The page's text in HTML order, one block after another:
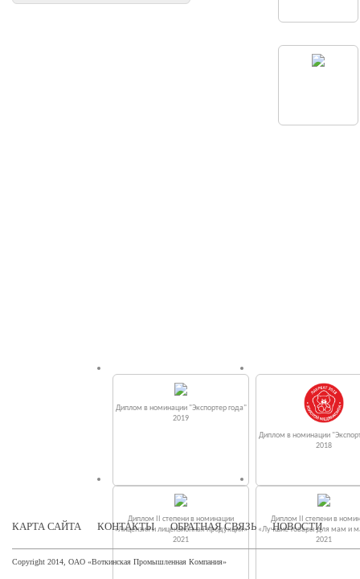
Диплом в номинации "Экспортер года"
2019
Диплом в номинации
2018
Диплом II степени в номинации
«Лицензия и лицензионная продукция»
2021
Диплом II степени в
«Лучшие товары для мам и
2021
КАРТА САЙТА КОНТАКТЫ ОБРАТНАЯ СВЯЗЬ НОВОСТИ
Copyright 2014, ОАО «Воткинская Промышленная Компания»